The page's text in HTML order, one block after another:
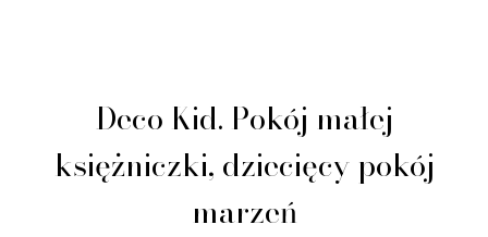
Deco Kid. Pokój małej
księżniczki, dziecięcy pokój
marzeń